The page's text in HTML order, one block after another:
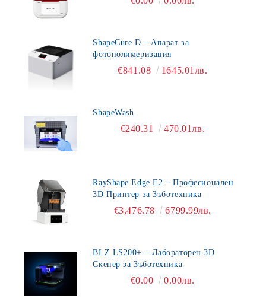
ShapeCure D – Апарат за
фотополимеризация
€841.08 1645.01лв.
ShapeWash
€240.31 470.01лв.
RayShape Edge E2 – Професионален
3D Принтер за Зъботехника
€3,476.78 6799.99лв.
BLZ LS200+ – Лабораторен 3D
Скенер за Зъботехника
€0.00 0.00лв.